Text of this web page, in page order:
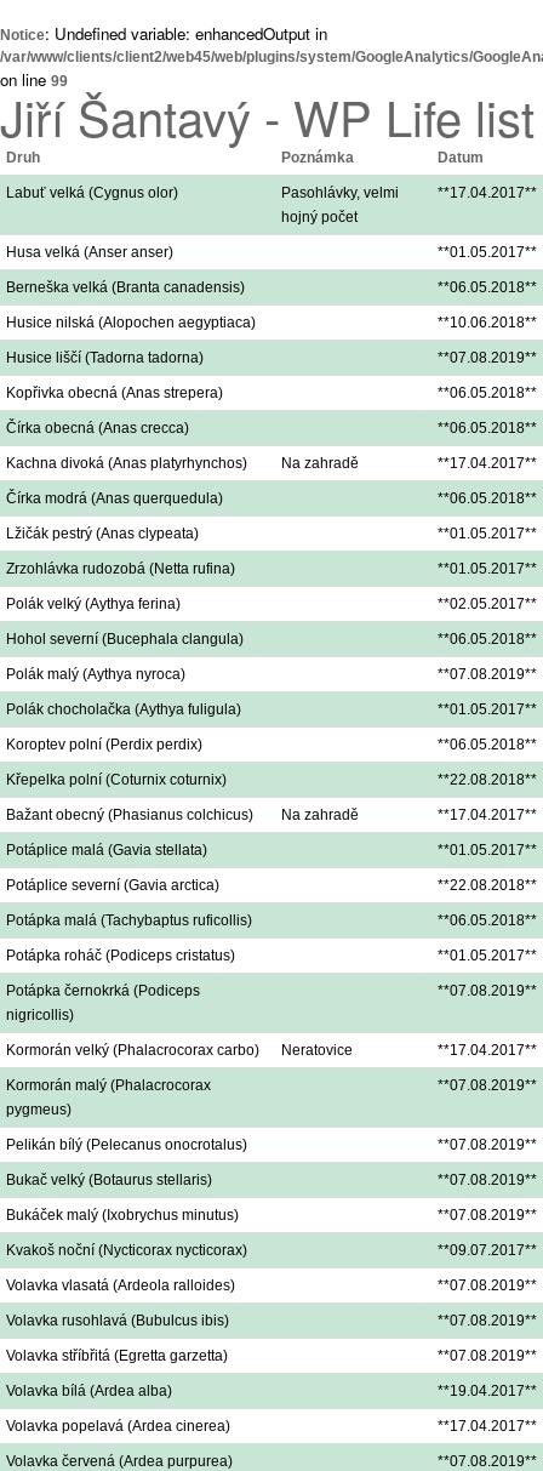
Notice: Undefined variable: enhancedOutput in
/var/www/clients/client2/web45/web/plugins/system/GoogleAnalytics/
on line 99
Jiří Šantavý - WP Life list
Druh Poznámka Datum
Labuť velká (Cygnus olor)
Pasohlávky, velmi
hojný počet
**17.04.2017**
Husa velká (Anser anser) **01.05.2017**
Berneška velká (Branta canadensis) **06.05.2018**
Husice nilská (Alopochen aegyptiaca) **10.06.2018**
Husice liščí (Tadorna tadorna) **07.08.2019**
Kopřivka obecná (Anas strepera) **06.05.2018**
Čírka obecná (Anas crecca) **06.05.2018**
Kachna divoká (Anas platyrhynchos) Na zahradě **17.04.2017**
Čírka modrá (Anas querquedula) **06.05.2018**
Lžičák pestrý (Anas clypeata) **01.05.2017**
Zrzohlávka rudozobá (Netta rufina) **01.05.2017**
Polák velký (Aythya ferina) **02.05.2017**
Hohol severní (Bucephala clangula) **06.05.2018**
Polák malý (Aythya nyroca) **07.08.2019**
Polák chocholačka (Aythya fuligula) **01.05.2017**
Koroptev polní (Perdix perdix) **06.05.2018**
Křepelka polní (Coturnix coturnix) **22.08.2018**
Bažant obecný (Phasianus colchicus) Na zahradě **17.04.2017**
Potáplice malá (Gavia stellata) **01.05.2017**
Potáplice severní (Gavia arctica) **22.08.2018**
Potápka malá (Tachybaptus ruficollis) **06.05.2018**
Potápka roháč (Podiceps cristatus) **01.05.2017**
Potápka černokrká (Podiceps
nigricollis)
**07.08.2019**
Kormorán velký (Phalacrocorax carbo) Neratovice **17.04.2017**
Kormorán malý (Phalacrocorax
pygmeus)
**07.08.2019**
Pelikán bílý (Pelecanus onocrotalus) **07.08.2019**
Bukač velký (Botaurus stellaris) **07.08.2019**
Bukáček malý (Ixobrychus minutus) **07.08.2019**
Kvakoš noční (Nycticorax nycticorax) **09.07.2017**
Volavka vlasatá (Ardeola ralloides) **07.08.2019**
Volavka rusohlavá (Bubulcus ibis) **07.08.2019**
Volavka stříbřitá (Egretta garzetta) **07.08.2019**
Volavka bílá (Ardea alba) **19.04.2017**
Volavka popelavá (Ardea cinerea) **17.04.2017**
Volavka červená (Ardea purpurea) **07.08.2019**